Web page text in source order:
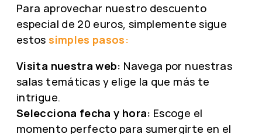
Para aprovechar nuestro descuento
especial de 20 euros, simplemente sigue
estos simples pasos:
Visita nuestra web: Navega por nuestras
salas temáticas y elige la que más te
intrigue.
Selecciona fecha y hora: Escoge el
momento perfecto para sumergirte en el